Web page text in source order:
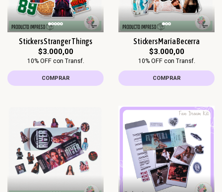
Stickers Stranger Things
$3.000,00
10% OFF con Transf.
COMPRAR
Stickers María Becerra
$3.000,00
10% OFF con Transf.
COMPRAR